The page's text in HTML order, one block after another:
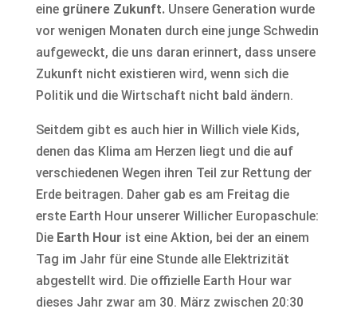
eine grünere Zukunft.Unsere Generation wurde
vor wenigen Monaten durch eine junge Schwedin
aufgeweckt, die uns daran erinnert, dass unsere
Zukunft nicht existieren wird, wenn sich die
Politik und die Wirtschaft nicht bald ändern.
Seitdem gibt es auch hier in Willich viele Kids,
denen das Klima am Herzen liegt und die auf
verschiedenen Wegen ihren Teil zur Rettung der
Erde beitragen. Daher gab es am Freitag die
erste Earth Hour unserer Willicher Europaschule:
Die Earth Hour ist eine Aktion, bei der an einem
Tag im Jahr für eine Stunde alle Elektrizität
abgestellt wird. Die offizielle Earth Hour war
dieses Jahr zwar am 30. März zwischen 20:30